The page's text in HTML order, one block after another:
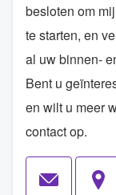
besloten om
te starten, en
al uw binnen-
Bent u
en wilt u meer
contact op.